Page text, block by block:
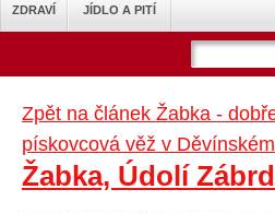
ZDRAVÍ JÍDLO A PITÍ
Zpět na článek Žabka -
pískovcová věž v
Žabka, Údolí